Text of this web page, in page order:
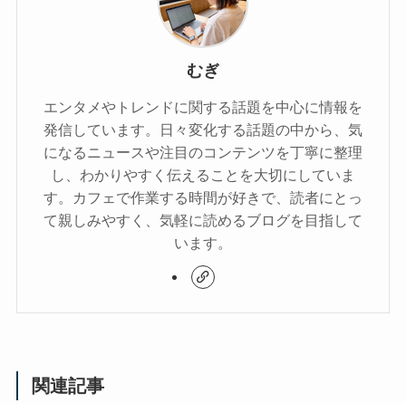
むぎ
エンタメやトレンドに関する話題を中心に情報を
発信しています。日々変化する話題の中から、気
になるニュースや注目のコンテンツを丁寧に整理
し、わかりやすく伝えることを大切にしていま
す。カフェで作業する時間が好きで、読者にとっ
て親しみやすく、気軽に読めるブログを目指して
います。
関連記事